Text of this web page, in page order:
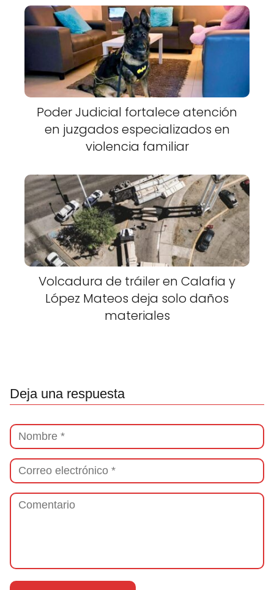
Poder Judicial fortalece atención
en juzgados especializados en
violencia familiar
Volcadura de tráiler en Calafia y
López Mateos deja solo daños
materiales
Deja una respuesta